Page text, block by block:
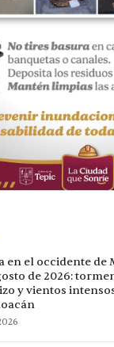
en el occidente de
de 2026:
y vientos